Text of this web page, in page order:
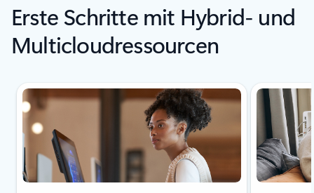
Erste Schritte mit Hybrid- und
Multicloudressourcen